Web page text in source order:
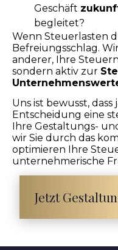
Geschäft
begleitet?
Wenn Steuerlasten
Befreiungsschlag.
anderer, Ihre
sondern aktiv zur
Uns ist bewusst,
Entscheidung eine
Ihre Gestaltungs-
wir Sie durch das
optimieren Ihre
unternehmerische
Jetzt